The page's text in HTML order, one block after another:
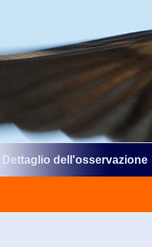
Dettaglio dell'osservazione